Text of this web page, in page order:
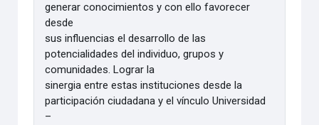
generar conocimientos y con ello favorecer
desde
sus influencias el desarrollo de las
potencialidades del individuo, grupos y
comunidades. Lograr la
sinergia entre estas instituciones desde la
participación ciudadana y el vínculo Universidad
–